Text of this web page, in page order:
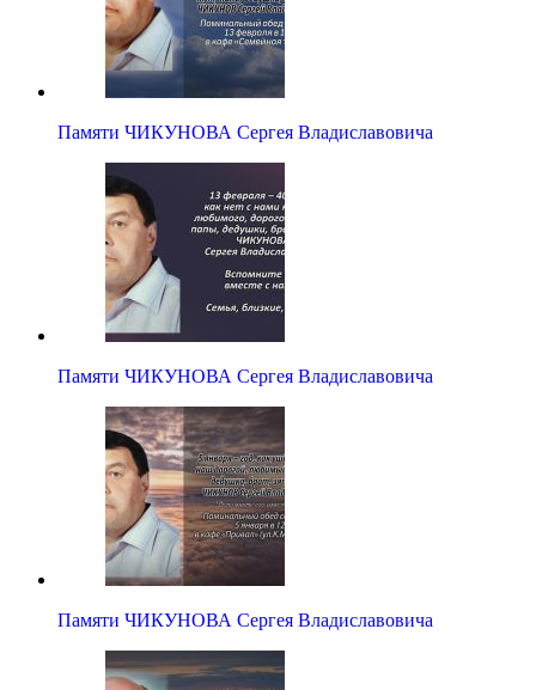
Памяти ЧИКУНОВА Сергея Владиславовича
Памяти ЧИКУНОВА Сергея Владиславовича
Памяти ЧИКУНОВА Сергея Владиславовича